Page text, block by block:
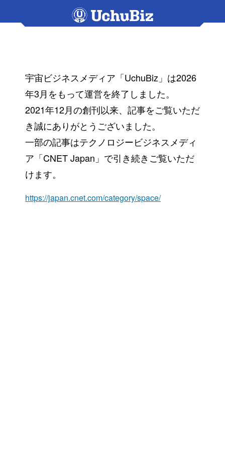
宇宙ビジネスメディア「UchuBiz」は2026
年3月をもって運営を終了しました。
2021年12月の創刊以来、記事をご覧いただ
き誠にありがとうございました。
一部の記事はテクノロジービジネスメディ
ア「CNET Japan」で引き続きご覧いただ
けます。
https://japan.cnet.com/category/space/